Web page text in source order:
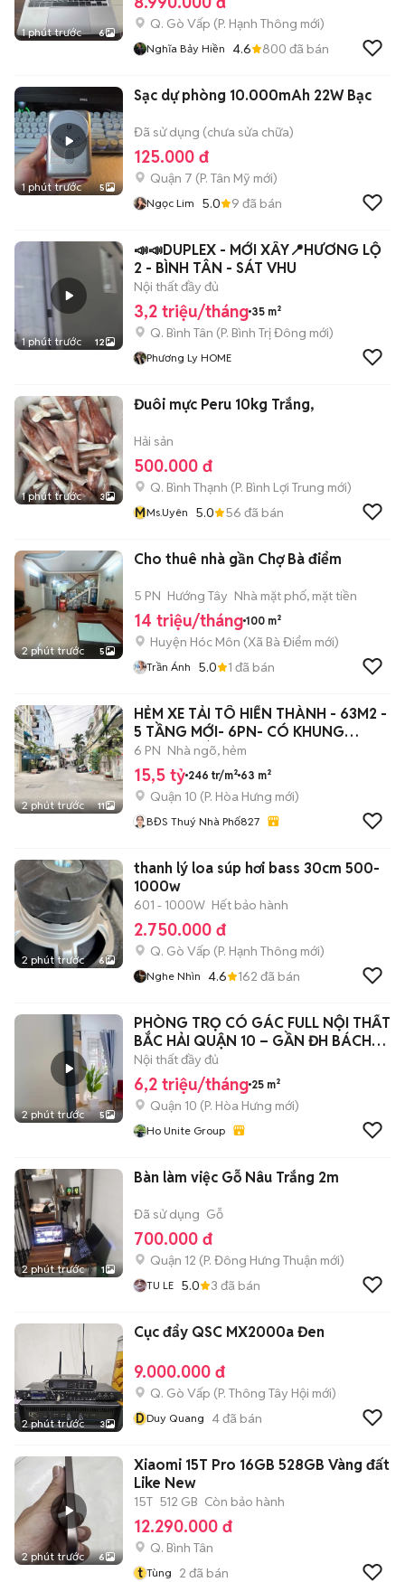
1 phút trước 6
Q. Gò Vấp (P. Hạnh Thông mới)
Nghĩa Bảy Hiền 4.6 800 đã bán
1 phút trước 5
Sạc dự phòng 10.000mAh 22W Bạc
Đã sử dụng (chưa sửa chữa)
125.000 đ
Quận 7 (P. Tân Mỹ mới)
Ngọc Lim 5.0 9 đã bán
1 phút trước 12
📣📣DUPLEX - MỚI XÂY📍HƯƠNG LỘ
2 - BÌNH TÂN - SÁT VHU
Nội thất đầy đủ
3,2 triệu/tháng 35 m²
Q. Bình Tân (P. Bình Trị Đông mới)
Phương Ly HOME
1 phút trước 3
Đuôi mực Peru 10kg Trắng,
Hải sản
500.000 đ
Q. Bình Thạnh (P. Bình Lợi Trung mới)
MMs.Uyên 5.0 56 đã bán
2 phút trước 5
Cho thuê nhà gần Chợ Bà điểm
5 PN Hướng Tây Nhà mặt phố, mặt tiền
14 triệu/tháng 100 m²
Huyện Hóc Môn (Xã Bà Điểm mới)
Trần Ánh 5.0 1 đã bán
2 phút trước 11
HẺM XE TẢI TÔ HIẾN THÀNH - 63M2 -
5 TẦNG MỚI- 6PN- CÓ KHUNG
THANG MÁY.
6 PN Nhà ngõ, hẻm
15,5 tỷ 246 tr/m² 63 m²
Quận 10 (P. Hòa Hưng mới)
BĐS Thuý Nhà Phố827
2 phút trước 6
thanh lý loa súp hơi bass 30cm 500-
1000w
601 - 1000W Hết bảo hành
2.750.000 đ
Q. Gò Vấp (P. Hạnh Thông mới)
Nghe Nhìn 4.6 162 đã bán
2 phút trước 5
PHÒNG TRỌ CÓ GÁC FULL NỘI THẤT
BẮC HẢI QUẬN 10 – GẦN ĐH BÁCH
KHOA, UEH
Nội thất đầy đủ
6,2 triệu/tháng 25 m²
Quận 10 (P. Hòa Hưng mới)
Ho Unite Group
2 phút trước 1
Bàn làm việc Gỗ Nâu Trắng 2m
Đã sử dụng Gỗ
700.000 đ
Quận 12 (P. Đông Hưng Thuận mới)
TU LE 5.0 3 đã bán
2 phút trước 3
Cục đẩy QSC MX2000a Đen
9.000.000 đ
Q. Gò Vấp (P. Thông Tây Hội mới)
DDuy Quang 4đã bán
2 phút trước 6
Xiaomi 15T Pro 16GB 528GB Vàng đất
Like New
15T 512 GB Còn bảo hành
12.290.000 đ
Q. Bình Tân
t Tùng 2 đã bán